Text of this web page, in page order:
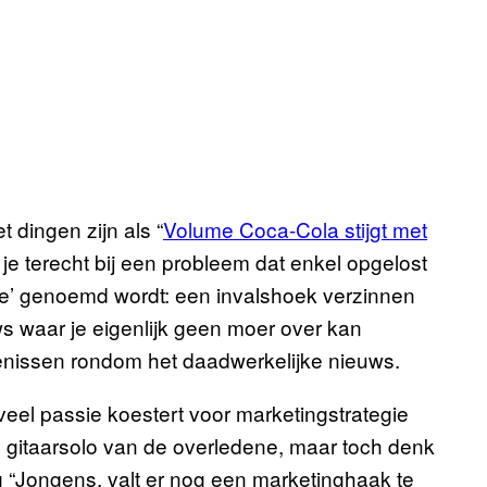
dingen zijn als “Volume Coca-Cola stijgt met
je terecht bij een probleem dat enkel opgelost
genoemd wordt: een invalshoek verzinnen
waar je eigenlijk geen moer over kan
rondom het daadwerkelijke nieuws.
passie koestert voor marketingstrategie
van de overledene, maar toch denk
valt er nog een marketinghaak te